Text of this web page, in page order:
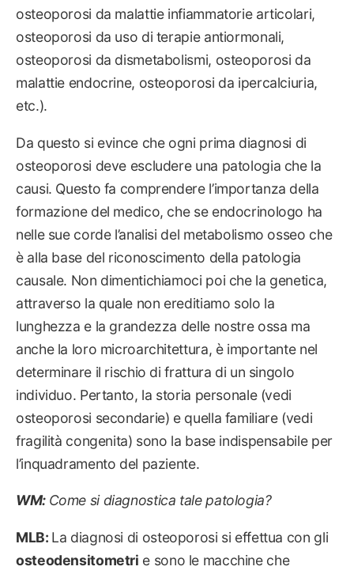
osteoporosi da malattie infiammatorie articolari,
osteoporosi da uso di terapie antiormonali,
osteoporosi da dismetabolismi, osteoporosi da
malattie endocrine, osteoporosi da ipercalciuria,
etc.).
Da questo si evince che ogni prima diagnosi di
osteoporosi deve escludere una patologia che la
causi. Questo fa comprendere l’importanza della
formazione del medico, che se endocrinologo ha
nelle sue corde l’analisi del metabolismo osseo che
è alla base del riconoscimento della patologia
causale. Non dimentichiamoci poi che la genetica,
attraverso la quale non ereditiamo solo la
lunghezza e la grandezza delle nostre ossa ma
anche la loro microarchitettura, è importante nel
determinare il rischio di frattura di un singolo
individuo. Pertanto, la storia personale (vedi
osteoporosi secondarie) e quella familiare (vedi
fragilità congenita) sono la base indispensabile per
l’inquadramento del paziente.
WM: Come si diagnostica tale patologia?
MLB: La diagnosi di osteoporosi si effettua con gli
osteodensitometri e sono le macchine che